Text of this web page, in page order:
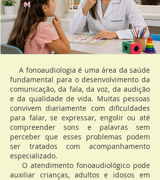
A fonoaudiologia é uma área da saúde
fundamental para o desenvolvimento da
comunicação, da fala, da voz, da audição
e da qualidade de vida. Muitas pessoas
convivem diariamente com dificuldades
para falar, se expressar, engolir ou até
compreender sons e palavras sem
perceber que esses problemas podem
ser tratados com acompanhamento
especializado.
​ O atendimento fonoaudiológico pode
auxiliar crianças, adultos e idosos em